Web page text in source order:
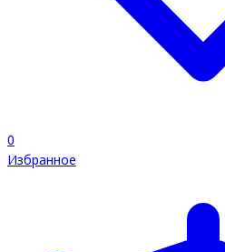
0
Избранное